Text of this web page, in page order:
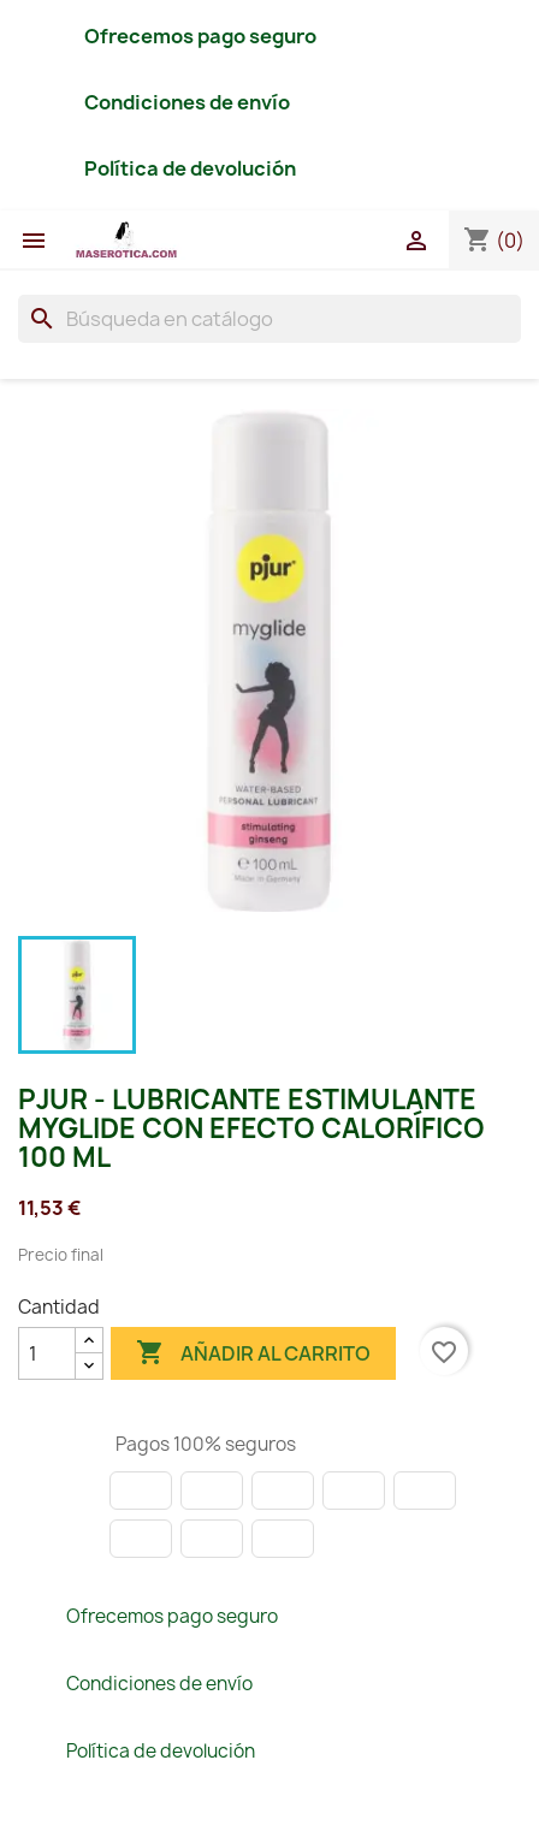
Ofrecemos pago seguro
Condiciones de envío
Política de devolución
 shopping_cart (0)

search
PJUR - LUBRICANTE ESTIMULANTE
MYGLIDE CON EFECTO CALORÍFICO
100 ML
11,53 €
Precio final
Cantidad
 AÑADIR AL CARRITO favorite_border
Pagos 100% seguros
Ofrecemos pago seguro
Condiciones de envío
Política de devolución